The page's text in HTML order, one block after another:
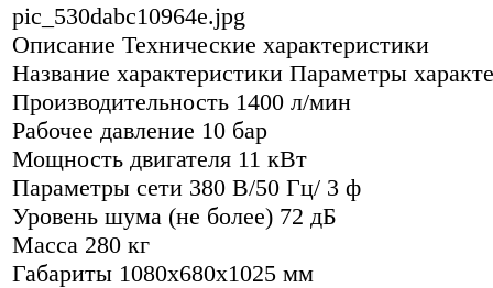
pic_530dabc10964e.jpg
Описание Технические характеристики
Название характеристики Параметры
Производительность 1400 л/мин
Рабочее давление 10 бар
Мощность двигателя 11 кВт
Параметры сети 380 В/50 Гц/ 3 ф
Уровень шума (не более) 72 дБ
Масса 280 кг
Габариты 1080x680x1025 мм